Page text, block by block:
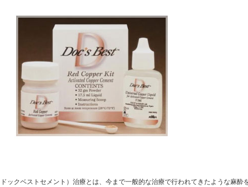
ックベストセメント）治療とは、今まで一般的な治療で行われてきたような麻酔